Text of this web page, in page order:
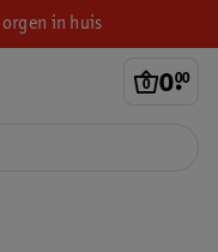
in huis
0.
00